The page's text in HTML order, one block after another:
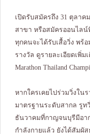
เปิดรับสมัครถึง 31 ตุลาค
สาขา หรือสมัครออนไลน์
ทุกคนจะได้รับเสื้อวิ่ง พร้
รางวัล ดูรายละเอียดเพิ่ม
Marathon Thailand
หากใครเคยไปร่วมวิ่งใน
มาตรฐานระดับสากล รูท
ธันวาคมที่กาญจนบุรีมีอา
กำลังกายแล้ว ยังได้สัมผั